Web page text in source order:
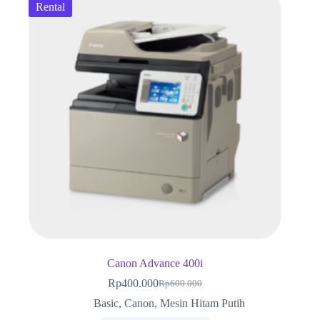
Rental
Canon Advance 400i
Rp600.000
Harga
aslinya
Rp400.000Harga
saat
Basic,Canon,Mesin Hitam Putih